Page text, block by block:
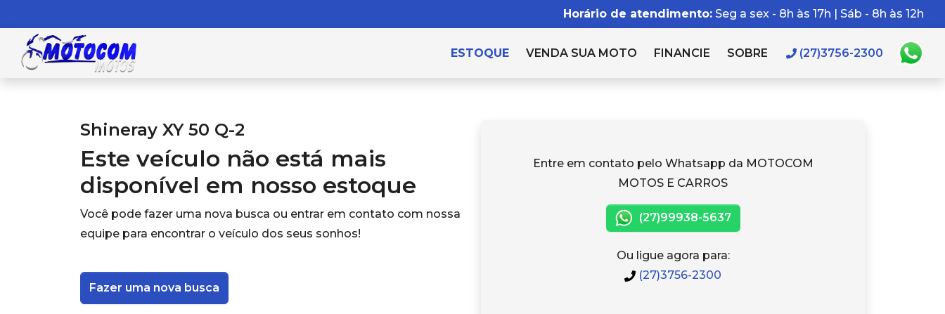
Horário de atendimento: Seg a sex - 8h às 17h | Sáb - 8h às 12h
ESTOQUE VENDA SUA MOTO FINANCIE SOBRE (27)3756-2300
Shineray XY 50 Q-2
Este veículo não está mais
disponível em nosso estoque
Você pode fazer uma nova busca ou entrar em contato com nossa
equipe para encontrar o veículo dos seus sonhos!
Fazer uma nova busca
Entre em contato pelo Whatsapp da MOTOCOM
MOTOS E CARROS
(27)99938-5637
Ou ligue agora para:
(27)3756-2300